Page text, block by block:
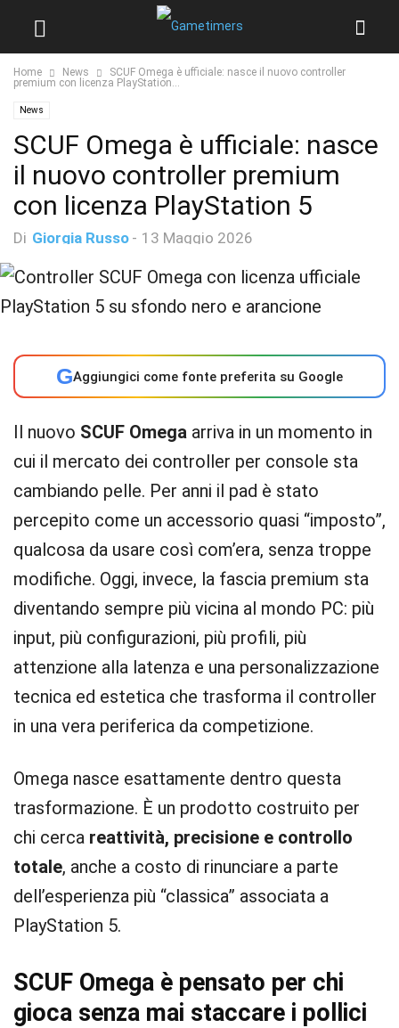
Home News
SCUF Omega è ufficiale: nasce il nuovo controller
premium con licenza PlayStation...
News
SCUF Omega è ufficiale: nasce
il nuovo controller premium
con licenza PlayStation 5
Di Giorgia Russo - 13 Maggio 2026
GAggiungici come fonte preferita su Google
Il nuovo SCUF Omega arriva in un momento in
cui il mercato dei controller per console sta
cambiando pelle. Per anni il pad è stato
percepito come un accessorio quasi “imposto”,
qualcosa da usare così com’era, senza troppe
modifiche. Oggi, invece, la fascia premium sta
diventando sempre più vicina al mondo PC: più
input, più configurazioni, più profili, più
attenzione alla latenza e una personalizzazione
tecnica ed estetica che trasforma il controller
in una vera periferica da competizione.
Omega nasce esattamente dentro questa
trasformazione. È un prodotto costruito per
chi cerca reattività, precisione e controllo
totale, anche a costo di rinunciare a parte
dell’esperienza più “classica” associata a
PlayStation 5.
SCUF Omega è pensato per chi
gioca senza mai staccare i pollici